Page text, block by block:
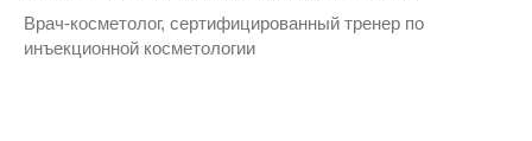
Врач-косметолог, сертифицированный тренер по
инъекционной косметологии